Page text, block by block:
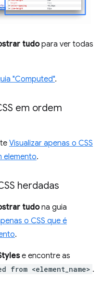
tudopara ver todas
"Computed".
em ordem
Visualizar apenas o CSS
elemento.
herdadas
tudona guia
o CSS que é
.
e encontre as
from <element_name> .